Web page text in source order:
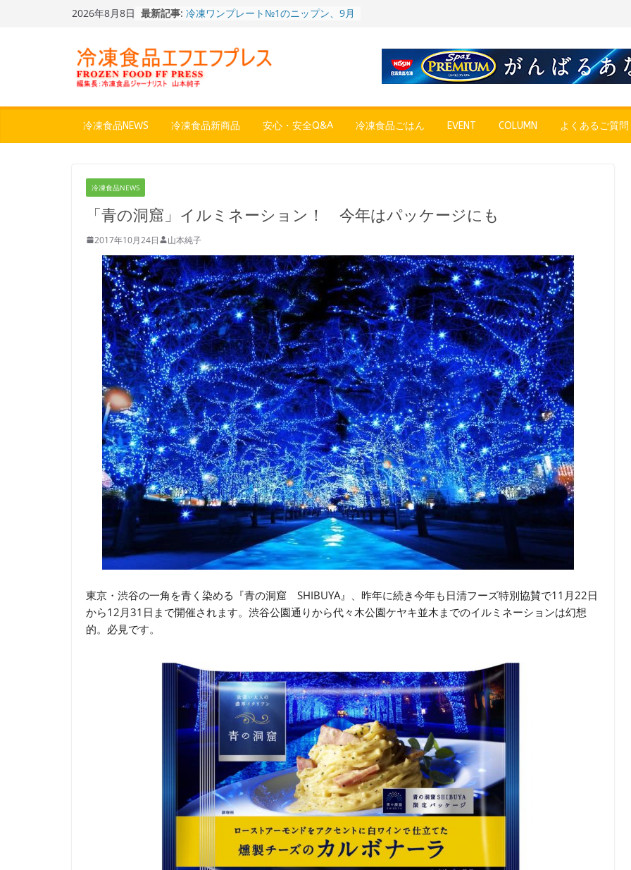
2026年8月8日 最新記事: 冷凍ワンプレート№1のニップン、9月
餃子キャラ”ぎょざ・ぎょざお”POPUP
ストアで作者にご挨拶、新作”れいと
うこ～こ～”を知る
WONDER YELLOW」復刻発売中
今まで無かった大盛！水から簡単レン
りお米メニュー人気1位はチャーハン
～ニチレイフーズ調べ
冷凍食品NEWS 冷凍食品新商品 安心・安全Q&A 冷凍食品ごはん EVENT COLUMN よくあるご質問
冷凍食品NEWS
「青の洞窟」イルミネーション！ 今年はパッケージにも
2017年10月24日 山本純子
東京・渋谷の一角を青く染める『青の洞窟 SHIBUYA』、昨年に続き今年も日清フーズ特別協賛で11月22日
から12月31日まで開催されます。渋谷公園通りから代々木公園ケヤキ並木までのイルミネーションは幻想
的。必見です。